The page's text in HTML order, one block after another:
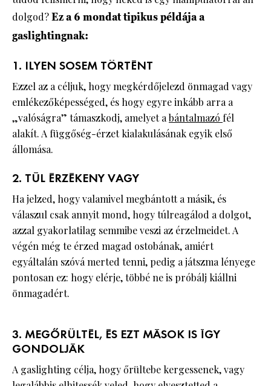
dolgod?Ez a 6 mondat tipikus példája a
gaslightingnak:
1. ILYEN SOSEM TÖRTÉNT
Ezzel az a céljuk, hogy megkérdőjelezd önmagad vagy
emlékezőképességed, és hogy egyre inkább arra a
„valóságra” támaszkodj, amelyet abántalmazó fél
alakít. A függőség-érzet kialakulásának egyik első
állomása.
2. TÚL ÉRZÉKENY VAGY
Ha jelzed, hogy valamivel megbántott a másik, és
válaszul csak annyit mond, hogy túlreagálod a dolgot,
azzal gyakorlatilag semmibe veszi az érzelmeidet. A
végén még te érzed magad ostobának, amiért
egyáltalán szóvá merted tenni, pedig a játszma lényege
pontosan ez: hogy elérje, többé ne is próbálj kiállni
önmagadért.
3. MEGŐRÜLTÉL, ÉS EZT MÁSOK IS ÍGY
GONDOLJÁK
A gaslighting célja, hogy őrültebe kergessenek, vagy